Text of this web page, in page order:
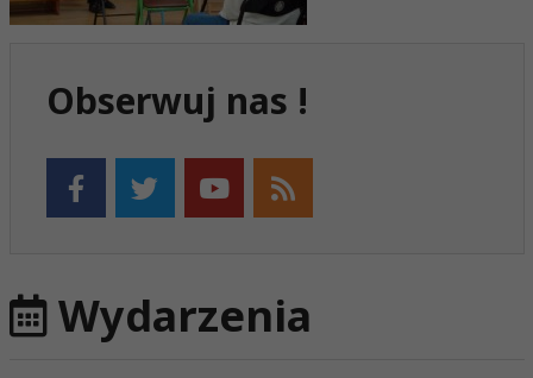
Obserwuj nas !
Wydarzenia